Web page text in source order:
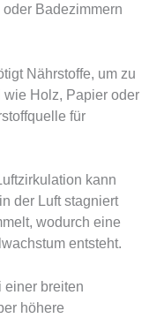
Badezimmern
Nährstoffe, um zu
Holz, Papier oder
für
kann
der Luft stagniert
wodurch eine
entsteht.
einer breiten
höhere